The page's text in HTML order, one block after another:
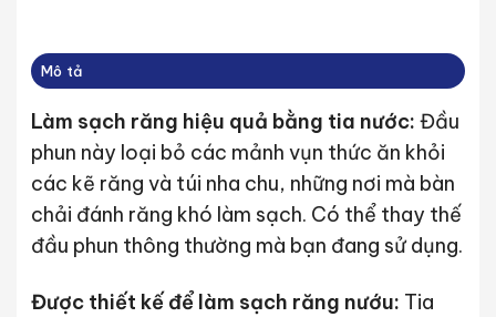
Mô tả
Làm sạch răng hiệu quả bằng tia nước: Đầu
phun này loại bỏ các mảnh vụn thức ăn khỏi
các kẽ răng và túi nha chu, những nơi mà bàn
chải đánh răng khó làm sạch. Có thể thay thế
đầu phun thông thường mà bạn đang sử dụng.
Được thiết kế để làm sạch răng nướu: Tia